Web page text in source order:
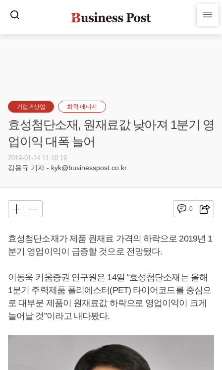
기업과산업 화학·에너지
효성첨단소재, 원재료값 낮아져 1분기 영
업이익 대폭 늘어
2019-01-14 11:10:19
강용규 기자 - kyk@businesspost.co.kr
0
효성첨단소재가 제품 원재료 가격의 하락으로 2019년 1
분기 영업이익이 급증할 것으로 전망됐다.
이동욱 키움증권 연구원은 14일 “효성첨단소재는 올해
1분기 주력제품 폴리에스터(PET) 타이어코드를 중심으
로 대부분 제품이 원재료값 하락으로 영업이익이 크게
늘어날 것”이라고 내다봤다.